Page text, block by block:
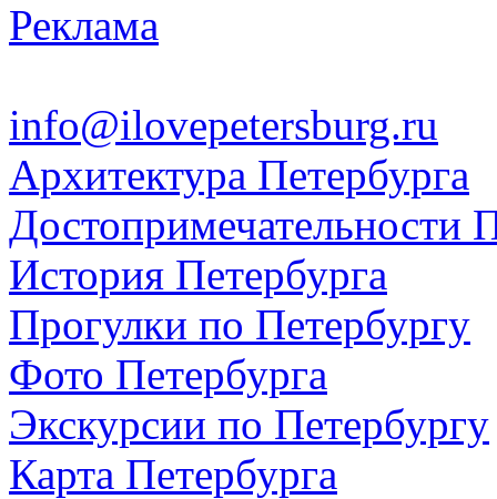
Реклама
info@ilovepetersburg.ru
Архитектура Петербурга
Достопримечательности
История Петербурга
Прогулки по Петербургу
Фото Петербурга
Экскурсии по Петербургу
Карта Петербурга